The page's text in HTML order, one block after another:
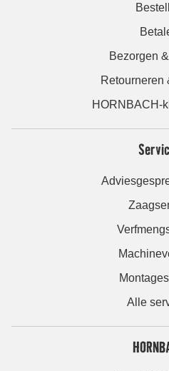
Bezorgen
Retourneren
HORNBACH-
Alle